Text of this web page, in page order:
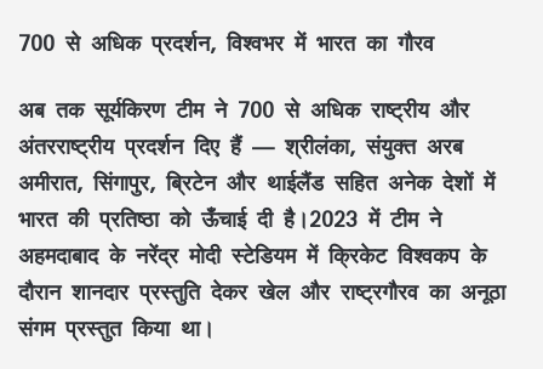
700 से अधिक प्रदर्शन, विश्वभर में भारत का गौरव
अब तक सूर्यकिरण टीम ने 700 से अधिक राष्ट्रीय और
अंतरराष्ट्रीय प्रदर्शन दिए हैं — श्रीलंका, संयुक्त अरब
अमीरात, सिंगापुर, ब्रिटेन और थाईलैंड सहित अनेक देशों में
भारत की प्रतिष्ठा को ऊँचाई दी है।2023 में टीम ने
अहमदाबाद के नरेंद्र मोदी स्टेडियम में क्रिकेट विश्वकप के
दौरान शानदार प्रस्तुति देकर खेल और राष्ट्रगौरव का अनूठा
संगम प्रस्तुत किया था।